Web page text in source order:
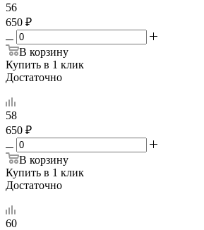
56
650 ₽
В корзину
Купить в 1 клик
Достаточно
58
650 ₽
В корзину
Купить в 1 клик
Достаточно
60